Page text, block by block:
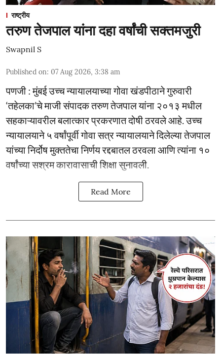
राष्ट्रीय
तरुण तेजपाल यांना दहा वर्षांची सक्तमजुरी
Swapnil S
Published on: 07 Aug 2026, 3:38 am
पणजी : मुंबई उच्च न्यायालयाच्या गोवा खंडपीठाने गुरुवारी
‘तहेलका’चे माजी संपादक तरुण तेजपाल यांना २०१३ मधील
सहकाऱ्यावरील बलात्कार प्रकरणात दोषी ठरवले आहे. उच्च
न्यायालयाने ५ वर्षांपूर्वी गोवा सत्र न्यायालयाने दिलेल्या तेजपाल
यांच्या निर्दोष मुक्ततेचा निर्णय रद्दबातल ठरवला आणि त्यांना १०
वर्षांच्या सश्रम कारावासाची शिक्षा सुनावली.
Read More